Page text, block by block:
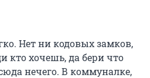
Нет ни кодовых замков,
кто хочешь, да бери что
нечего. В коммуналке,